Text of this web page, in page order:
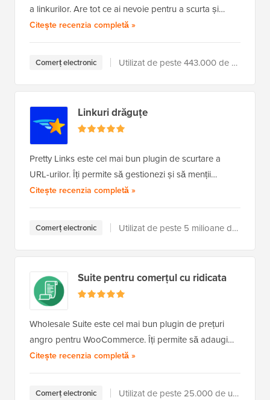
a linkurilor. Are tot ce ai nevoie pentru a scurta și…
Citește recenzia completă a ThirstyAffiliates
»
Comerț electronic Utilizat de peste 443.000 de utilizatori
Linkuri drăguțe
Pretty Links este cel mai bun plugin de scurtare a
URL-urilor. Îți permite să gestionezi și să menții…
Citește recenzia completă a Pretty Links
»
Comerț electronic Utilizat de peste 5 milioane de utilizatori
Suite pentru comerțul cu ridicata
Wholesale Suite este cel mai bun plugin de prețuri
angro pentru WooCommerce. Îți permite să adaugi…
Citește recenzia completă a Wholesale Suite
»
Comerț electronic Utilizat de peste 25.000 de utilizatori